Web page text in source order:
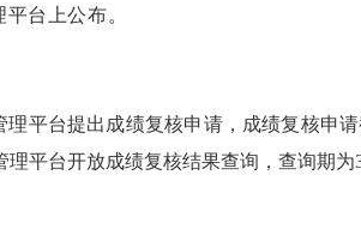
台上公布。
理平台提出成绩复核申请，成绩复核申
平台开放成绩复核结果查询，查询期为